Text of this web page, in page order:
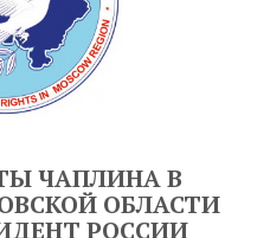
ЧАПЛИНА В
ОБЛАСТИ
РОССИИ